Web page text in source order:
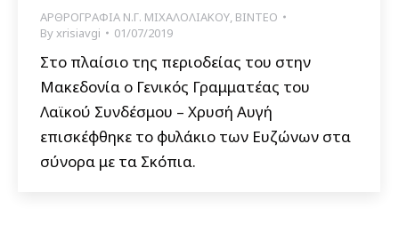
ΑΡΘΡΟΓΡΑΦΙΑ Ν.Γ. ΜΙΧΑΛΟΛΙΑΚΟΥ, ΒΙΝΤΕΟ
Byxrisiavgi 01/07/2019
Στο πλαίσιο της περιοδείας του στην
Μακεδονία ο Γενικός Γραμματέας του
Λαϊκού Συνδέσμου – Χρυσή Αυγή
επισκέφθηκε το φυλάκιο των Ευζώνων στα
σύνορα με τα Σκόπια.